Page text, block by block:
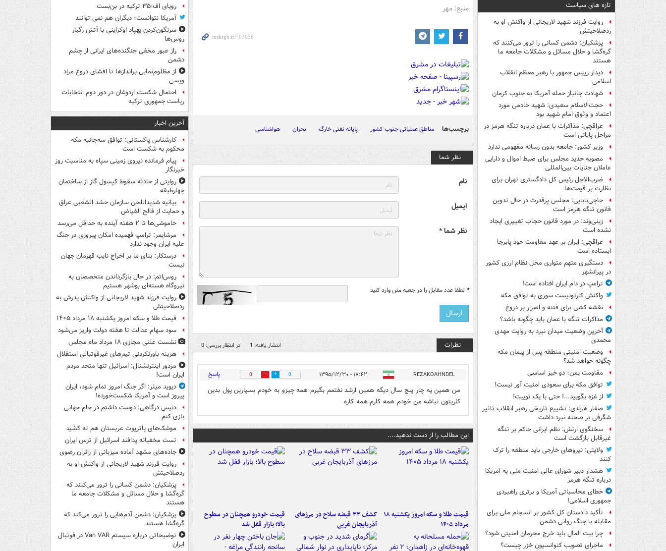
تازه های سیاست
روایت فرزند شهید لاریجانی از واکنش او به
ردصلاحیتش
پزشکیان: دشمن کسانی را ترور می‌کنند که
گره‌گشا و حلال مسائل و مشکلات جامعه ما
هستند
دیدار رییس جمهور با رهبر معظم انقلاب
اسلامی
شهادت جانباز حمله آمریکا به جنوب کرمان
حجت‌الاسلام سعیدی: شهید خادمی مورد
اعتماد و وثوق امام شهید بود
عراقچی: مذاکرات با عمان درباره تنگه هرمز در
مراحل پایانی است
وزیر کشور: جامعه بدون رسانه مفهومی ندارد
مصوبه جدید مجلس برای ضبط اموال و دارایی
عاملان جنایات بین‌المللی
ضرب‌الاجل رئیس کل دادگستری تهران برای
نظارت بر قیمت‌ها
حاجی‌بابایی: مجلس پرقدرت در حال تدوین
قانون تنگه هرمز است
زینی‌وند: در مورد قانون حجاب تغییری ایجاد
نشده است
عراقچی: ایران بر عهد مقاومت خود پابرجا
ایستاده است
دستگیری متهم متواری مخل نظام ارزی کشور
در پیرانشهر
ترامپ در دام ایران افتاده است!
واکنش کارتونیست سوری به توافق مکه
نقشه کشی برای فتنه و اصرار بر دروغ
مذاکرات تنگه با عمان باید چگونه باشد؟
آخرین وضعیت میدان نبرد به روایت مهدی
محمدی
وضعیت امنیتی منطقه پس از پیمان مکه
چگونه خواهد شد؟
مقاومت یمن؛ دو خیز اساسی
توافق مکه برای سعودی امنیت آور نیست!
از غزه بگویید...! حتی با یک توییت!
صفار هرندی: تشییع تاریخی رهبر انقلاب تاثیر
شگرفی بر صحنه نبرد داشت
سخنگوی ارتش: نظم ایرانی حاکم بر تنگه
غیرقابل بازگشت است
ولایتی: نیروهای خارجی باید منطقه را ترک
کنند
هشدار دبیر شورای عالی امنیت ملی به امریکا
درباره تنگه هرمز
خطای محاسباتی آمریکا و برتری راهبردی
جمهوری اسلامی!
تأکید دادستان کل کشور بر انسجام ملی برای
مقابله با جنگ روانی دشمن
چرا بیت المال باید خرج مجرمان امنیتی شود؟
ماجرای تصویب کنوانسیون خزر چیست؟
منبع: مهر
برچسب‌ها مناطق عملیاتی جنوب کشور پایانه نفتی خارگ بحران هواشناسی
نظر شما
نام
ایمیل
نظر شما *
* لطفا عدد مقابل را در جعبه متن وارد کنید
نظرات انتشار یافته: 1 در انتظار بررسی: 0
REZAKOAHNDEL ۱۷:۴۲ - ۱۳۹۵/۱۲/۳۰ 0
0 پاسخ
من همین یه چار پنج سال دیگه همین ارشد نفتمم بگیرم همه چیزو به خودم بسپارین پول بدین
کاریتون نباشه من خودم همه کارم همه کاره
این مطالب را از دست ندهید....
قیمت طلا و سکه امروز یکشنبه ۱۸
مرداد ۱۴۰۵
کشف ۳۳ قبضه سلاح در مرزهای
آذربایجان غربی
قیمت خودرو همچنان در سطوح
بالا؛ بازار قفل شد
رویای اف-۳۵ ترکیه در بن‌بست
آمریکا نتوانست؛ دیگران هم نمی توانند
سرنگون‌کردن پهپاد اوکراینی با آتش رگبار
روس‌ها
راز عبور مخفی جنگنده‌های ایرانی از چشم
دشمن
از مظلوم‌نمایی براندازها تا افشای دروغ مراد
ویسی
احتمال شکست اردوغان در دور دوم انتخابات
ریاست جمهوری ترکیه
آخرین اخبار
کارشناس پاکستانی: توافق سه‌جانبه مکه
محکوم به شکست است
پیام فرمانده نیروی زمینی سپاه به مناسبت روز
خبرنگار
روایتی از حادثه سقوط کپسول گاز از ساختمان
چهارطبقه
بیانیه شدیداللحن سازمان حشد الشعبی عراق
و حمایت از فالح الفیاض
خاموشی‌ها تا ۲ هفته آینده به حداقل می‌رسد
مرشایمر: ترامپ فهمیده امکان پیروزی در جنگ
علیه ایران وجود ندارد
درستکار: بنای ما بر اخراج نایب قهرمان جهان
نیست
روس‌اتم: در حال بازگرداندن متخصصان به
نیروگاه هسته‌ای بوشهر هستیم
روایت فرزند شهید لاریجانی از واکنش پدرش به
ردصلاحیتش
قیمت طلا و سکه امروز یکشنبه ۱۸ مرداد ۱۴۰۵
سود سهام عدالت تا هفته دولت واریز می‌شود
نشست علنی مجازی ۱۸ مرداد ماه مجلس
هزینه باورنکردنی تیم‌های غیرفوتبالی استقلال
مزدور اینترنشنال: اسرائیل تنها متحد مردم
ایران است!
دیوید میلر: اگر جنگ امروز تمام شود، ایران
پیروز است و آمریکا شکست‌خورده!
دنیس درگاهی: دوست داشتم در جام جهانی
بازی کنم
موشک‌های پاتریوت عربستان هم ته‌ کشید
تست مخفیانه پدافند اسرائیل از ترس ایران
جاده‌های مشهد آماده میزبانی از زائران رضوی
روایت فرزند شهید لاریجانی از واکنش او به
ردصلاحیتش
پزشکیان: دشمن کسانی را ترور می‌کنند که
گره‌گشا و حلال مسائل و مشکلات جامعه ما
هستند
پزشکیان: دشمن آدم‌هایی را ترور می‌کند که
گره‌گشا هستند
توضیحاتی درباره سیستم Van VAR در فوتبال
ایران